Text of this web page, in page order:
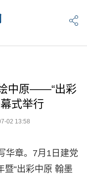
中原——“出彩
式举行
02 13:58
华章。7月1日建党
暨“出彩中原 翰墨